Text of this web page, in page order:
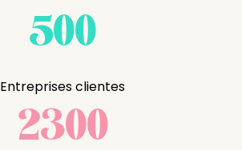
500
Entreprises clientes
2300